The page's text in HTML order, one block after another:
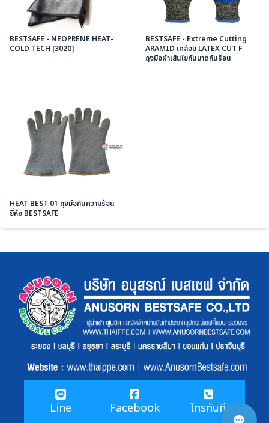
BESTSAFE - NEOPRENE HEAT-
COLD TECH [3020]
BESTSAFE - Extreme Cutting
ARAMID เคลือบ LATEX CUT F
ถุงมือผ้าเส้นใยกันบาดกันร้อน
HEAT BEST 01 ถุงมือกันความร้อน
ยี่ห้อ BESTSAFE
Line Facebook โทรทันที